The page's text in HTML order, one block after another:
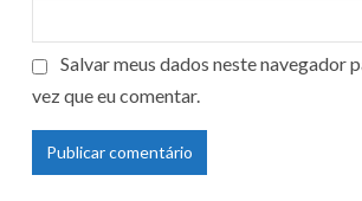
Salvar meus dados neste navegador
vez que eu comentar.